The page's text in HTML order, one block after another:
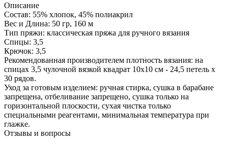
Описание
Состав: 55% хлопок, 45% полиакрил
Вес и Длина: 50 гр, 160 м
Тип пряжи: классическая пряжа для ручного вязания
Спицы: 3,5
Крючок: 3,5
Рекомендованная производителем плотность вязания: на
спицах 3,5 чулочной вязкой квадрат 10х10 см - 24,5 петель х
30 рядов.
Уход за готовым изделием: ручная стирка, сушка в барабане
запрещена, отбеливание запрещено, сушка только на
горизонтальной плоскости, сухая чистка только
специальными реагентами, минимальная температура при
глажке.
Отзывы и вопросы